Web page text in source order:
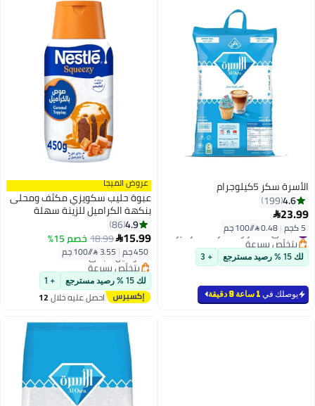
الأسرة سكر 5كيلوجرام
4.6
199
23.99
5 كجم |0.48 /⁨/100 جم⁩
بتخلّص بسرعة
لك 15 % رصيد مسترجع + 3
يوصلك في 1 ساعة 9 دقيقة
عروض الميجا
عبوة حليب سكويزي مكثف ومحلى
بنكهة الكراميل للزينة سهلة
الاستخدام 450جرام
4.9
86
15.99
18.99خصم 15%
450 جم |
#3 في الحليب المكثف والمسحوق
أقل سعر في 30 يوم
توصيل مجاني
بتخلّص بسرعة
#3 في الحليب المكثف والمسحوقلك 15 % رصيد مسترجع + 1
احصل عليه خلال12